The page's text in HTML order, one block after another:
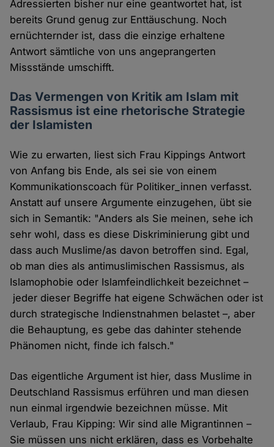
Adressierten bisher nur eine geantwortet hat, ist
bereits Grund genug zur Enttäuschung. Noch
ernüchternder ist, dass die einzige erhaltene
Antwort sämtliche von uns angeprangerten
Missstände umschifft.
Das Vermengen von Kritik am Islam mit
Rassismus ist eine rhetorische Strategie
der Islamisten
Wie zu erwarten, liest sich Frau Kippings Antwort
von Anfang bis Ende, als sei sie von einem
Kommunikationscoach für Politiker_innen verfasst.
Anstatt auf unsere Argumente einzugehen, übt sie
sich in Semantik: "Anders als Sie meinen, sehe ich
sehr wohl, dass es diese Diskriminierung gibt und
dass auch Muslime/as davon betroffen sind. Egal,
ob man dies als antimuslimischen Rassismus, als
Islamophobie oder Islamfeindlichkeit bezeichnet –
jeder dieser Begriffe hat eigene Schwächen oder ist
durch strategische Indienstnahmen belastet –, aber
die Behauptung, es gebe das dahinter stehende
Phänomen nicht, finde ich falsch."
Das eigentliche Argument ist hier, dass Muslime in
Deutschland Rassismus erführen und man diesen
nun einmal irgendwie bezeichnen müsse. Mit
Verlaub, Frau Kipping: Wir sind alle Migrantinnen –
Sie müssen uns nicht erklären, dass es Vorbehalte